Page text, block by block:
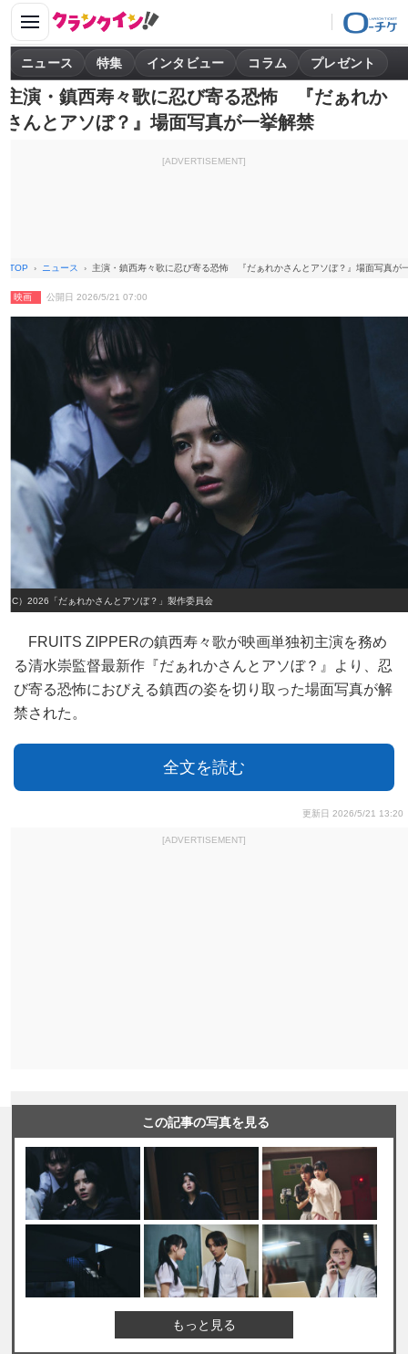
ニュース 特集 インタビュー コラム プレゼント
主演・鎮西寿々歌に忍び寄る恐怖 『だぁれか
さんとアソぼ？』場面写真が一挙解禁
[ADVERTISEMENT]
TOP ニュース 主演・鎮西寿々歌に忍び寄る恐怖 『だぁれかさんとアソぼ？』場面写真が
映画 公開日 2026/5/21 07:00
（C）2026「だぁれかさんとアソぼ？」製作委員会
FRUITS ZIPPERの鎮西寿々歌が映画単独初主演を務め
る清水崇監督最新作『だぁれかさんとアソぼ？』より、忍
び寄る恐怖におびえる鎮西の姿を切り取った場面写真が解
禁された。
全文を読む
更新日 2026/5/21 13:20
[ADVERTISEMENT]
この記事の写真を見る
もっと見る